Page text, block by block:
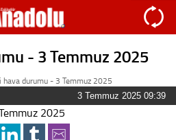
- 3 Temmuz 2025
hava durumu - 3 Temmuz 2025
3 Temmuz 2025 09:39